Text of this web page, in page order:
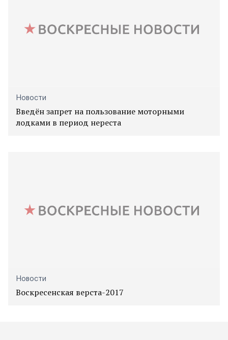
Новости
Введён запрет на пользование моторными
лодками в период нереста
Новости
Воскресенская верста-2017